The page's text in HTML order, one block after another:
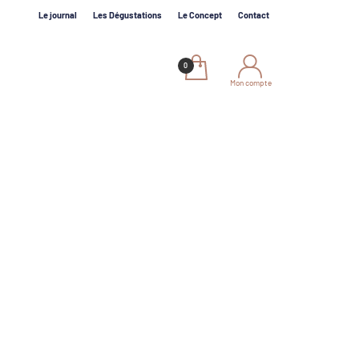
Le journal Les Dégustations Le Concept Contact
Mon compte